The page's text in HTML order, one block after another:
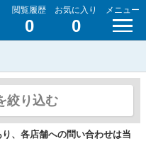
閲覧履歴
0
お気に入り
0
メニュー
絞り込む
、各店舗への問い合わせは当